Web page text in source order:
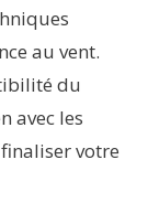
au vent.
du
avec les
votre